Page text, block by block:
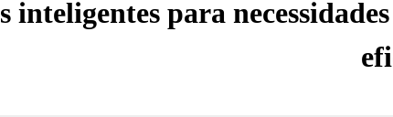
inteligentes para